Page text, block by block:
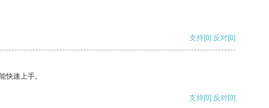
支持[0] 反对[0]
快速上手。
支持[0] 反对[0]